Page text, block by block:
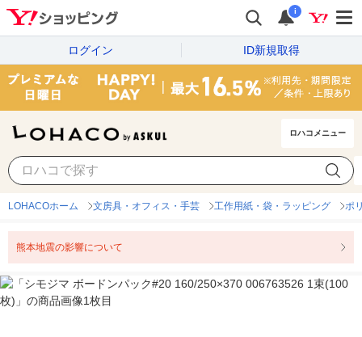
i
ログイン ID新規取得
ロハコメニュー
LOHACOホーム 文房具・オフィス・手芸 工作用紙・袋・ラッピング ポ
熊本地震の影響について